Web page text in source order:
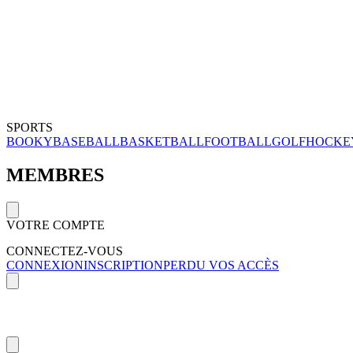
SPORTS
BOOKYBASEBALLBASKETBALLFOOTBALLGOLF
MEMBRES
VOTRE COMPTE
CONNECTEZ-VOUS
CONNEXIONINSCRIPTIONPERDU VOS ACCÈS